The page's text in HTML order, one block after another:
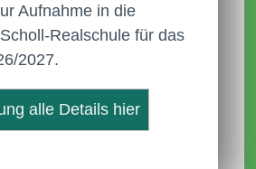
Aufnahme in die
Realschule für das
2027.
alle Details hier